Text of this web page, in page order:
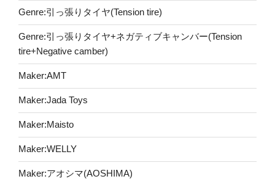
Genre:引っ張りタイヤ(Tension tire)
Genre:引っ張りタイヤ+ネガティブキャンバー(Tension
tire+Negative camber)
Maker:AMT
Maker:Jada Toys
Maker:Maisto
Maker:WELLY
Maker:アオシマ(AOSHIMA)